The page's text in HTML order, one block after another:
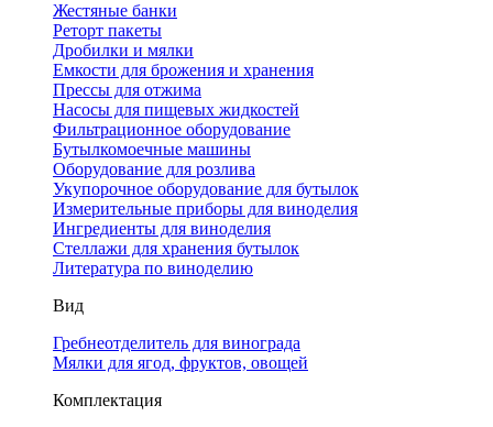
Жестяные банки
Реторт пакеты
Дробилки и мялки
Емкости для брожения и хранения
Прессы для отжима
Насосы для пищевых жидкостей
Фильтрационное оборудование
Бутылкомоечные машины
Оборудование для розлива
Укупорочное оборудование для бутылок
Измерительные приборы для виноделия
Ингредиенты для виноделия
Стеллажи для хранения бутылок
Литература по виноделию
Вид
Гребнеотделитель для винограда
Мялки для ягод, фруктов, овощей
Комплектация